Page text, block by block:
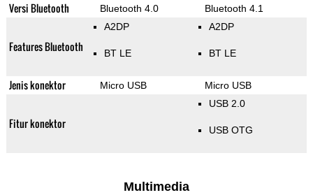
Versi Bluetooth Bluetooth 4.0 Bluetooth 4.1
Features Bluetooth
A2DP
BT LE
A2DP
BT LE
Jenis konektor Micro USB Micro USB
Fitur konektor
USB 2.0
USB OTG
Multimedia